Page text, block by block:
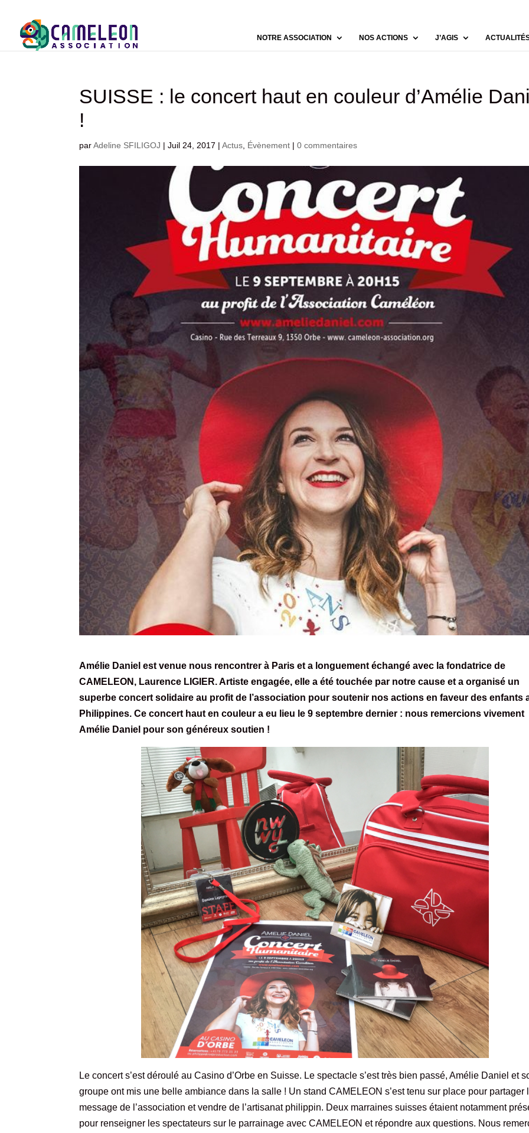
NOTRE ASSOCIATION NOS ACTIONS J’AGIS
SUISSE : le concert haut en couleur d’Amélie
!
parAdeline SFILIGOJ |Juil 24, 2017 |Actus Évènement |0 commentaires
Amélie Daniel est venue nous rencontrer à Paris et a longuement échangé avec la fondatrice de
CAMELEON, Laurence LIGIER. Artiste engagée, elle a été touchée par notre cause et a organisé un
superbe concert solidaire au profit de l’association pour soutenir nos actions en faveur des enfants
Philippines. Ce concert haut en couleur a eu lieu le 9 septembre dernier : nous remercions vivement
Amélie Daniel pour son généreux soutien !
Le concert s’est déroulé au Casino d’Orbe en Suisse. Le spectacle s’est très bien passé, Amélie Daniel et
groupe ont mis une belle ambiance dans la salle ! Un stand CAMELEON s’est tenu sur place pour partager
message de l’association et vendre de l’artisanat philippin. Deux marraines suisses étaient notamment
pour renseigner les spectateurs sur le parrainage avec CAMELEON et répondre aux questions. Nous